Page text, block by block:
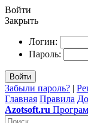
Войти
Закрыть
Логин:
Пароль:
Войти
Забыли пароль? |
Главная Правила
Azotsoft.ru